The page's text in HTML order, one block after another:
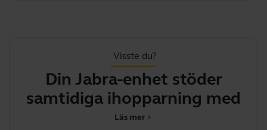
Visste du?
Din Jabra-enhet stöder
samtidiga ihopparning med
flera e